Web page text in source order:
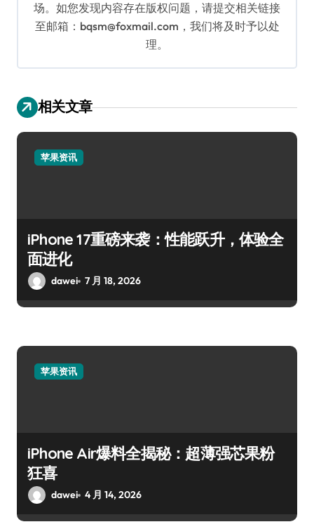
场。如您发现内容存在版权问题，请提交相关链接
至邮箱：bqsm@foxmail.com，我们将及时予以处
理。
相关文章
苹果资讯
iPhone 17重磅来袭：性能跃升，体验全
面进化
dawei 7 月 18, 2026
苹果资讯
iPhone Air爆料全揭秘：超薄强芯果粉
狂喜
dawei 4 月 14, 2026